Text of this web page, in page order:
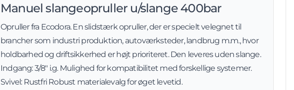
Manuel slangeopruller u/slange 400bar
Opruller fra Ecodora. En slidstærk opruller, der er specielt velegnet til
brancher som industri produktion, autoværksteder, landbrug m.m., hvor
holdbarhed og driftsikkerhed er højt prioriteret. Den leveres uden slange.
Indgang: 3/8" i.g. Mulighed for kompatibilitet med forskellige systemer.
Svivel: Rustfri Robust materialevalg for øget levetid.